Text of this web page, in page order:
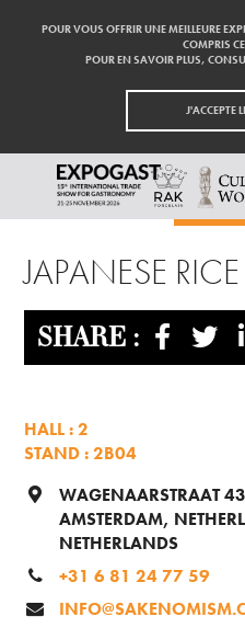
POUR VOUS OFFRIR UNE MEILLEURE
COMPRIS
POUR EN SAVOIR PLUS,
J'ACCEPTE
PARTICIPER
EXPOSANTS
PRESSE
CONTACT
PARTENAIRES
Accueil Exposants
JAPANESE
SHARE :
HALL : 2
STAND : 2B04
WAGENAARSTRAAT
AMSTERDAM,
NETHERLANDS
+31 6 81 24 77 59